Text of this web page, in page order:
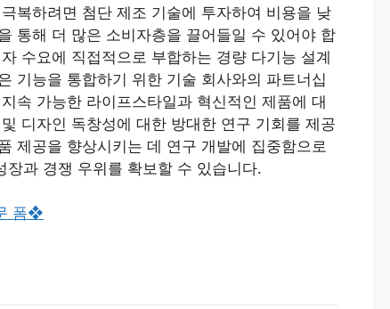
복하려면 첨단 제조 기술에 투자하여 비용을 낮
통해 더 많은 소비자층을 끌어들일 수 있어야 합
수요에 직접적으로 부합하는 경량 다기능 설계
기능을 통합하기 위한 기술 회사와의 파트너십
속 가능한 라이프스타일과 혁신적인 제품에 대
디자인 독창성에 대한 방대한 연구 기회를 제공
제공을 향상시키는 데 연구 개발에 집중함으로
과 경쟁 우위를 확보할 수 있습니다.
폼❖